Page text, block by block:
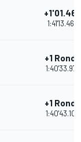
+1'01.468
1:41'13.466
+1 Ronde
1:40'33.977
+1 Ronde
1:40'43.103